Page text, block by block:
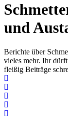
und
Berichte über
vieles mehr. Ihr
fleißig Beiträge